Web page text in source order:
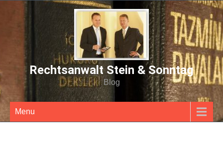
Rechtsanwalt Stein & Sonntag
Blog
Menu